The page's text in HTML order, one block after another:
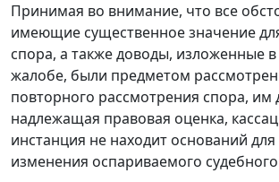
Принимая во внимание, что все
имеющие существенное значение
спора, а также доводы, изложенные
жалобе, были предметом
повторного рассмотрения спора, им
надлежащая правовая оценка,
инстанция не находит оснований
изменения оспариваемого судебного